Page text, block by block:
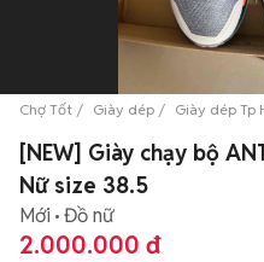
Chợ Tốt Giày dép Giày dép Tp
[NEW] Giày chạy bộ
Nữ size 38.5
Mới Đồ nữ
2.000.000 đ